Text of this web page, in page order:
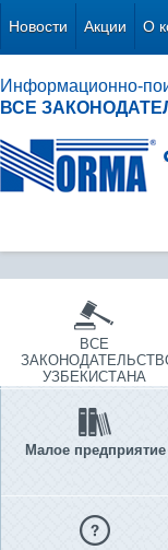
Новости Акции О
Информационно-
ВСЕ
ВСЕ
УЗБЕКИСТАНА
Малое предприятие